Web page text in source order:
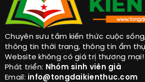
Chuyên sưu tầm kiến thức cuộc
thông tin thời trang, thông tin ẩm
Website không có giá trị thương mại!
Phát triển: Nhóm sinh viên già
Email: info@tongdaikienthuc.com